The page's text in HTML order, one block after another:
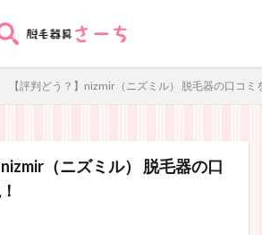
【評判どう？】nizmir（ニズミル） 脱毛器の口コミ
nizmir（ニズミル） 脱毛器の口